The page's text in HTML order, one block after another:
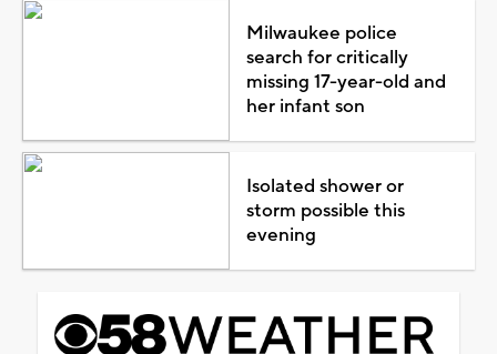
Milwaukee police
search for critically
missing 17-year-old and
her infant son
Isolated shower or
storm possible this
evening